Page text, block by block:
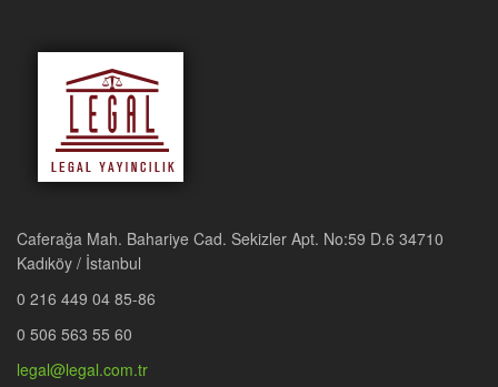
Caferağa Mah. Bahariye Cad. Sekizler Apt. No:59 D.6 34710
Kadıköy / İstanbul
0 216 449 04 85-86
0 506 563 55 60
legal@legal.com.tr